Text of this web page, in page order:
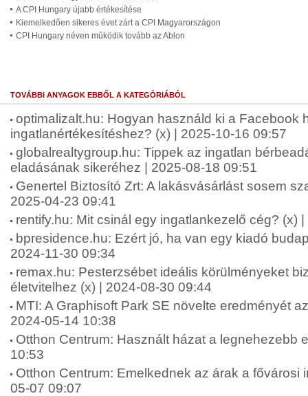
A CPI Hungary újabb értékesítése
Kiemelkedően sikeres évet zárt a CPI Magyarországon
CPI Hungary néven működik tovább az Ablon
TOVÁBBI ANYAGOK EBBŐL A KATEGÓRIÁBÓL
optimalizalt.hu: Hogyan használd ki a Facebook
ingatlanértékesítéshez? (x) | 2025-10-16 09:57
globalrealtygroup.hu: Tippek az ingatlan
eladásának sikeréhez | 2025-08-18 09:51
Genertel Biztosító Zrt: A lakásvásárlást sosem
2025-04-23 09:41
rentify.hu: Mit csinál egy ingatlankezelő cég? (x)
bpresidence.hu: Ezért jó, ha van egy kiadó
2024-11-30 09:34
remax.hu: Pesterzsébet ideális körülményeket
életvitelhez (x) | 2024-08-30 09:44
MTI: A Graphisoft Park SE növelte eredményét
2024-05-14 10:38
Otthon Centrum: Használt házat a legnehezebb
10:53
Otthon Centrum: Emelkednek az árak a fővárosi
05-07 09:07